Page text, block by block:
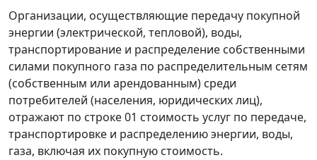
Организации, осуществляющие передачу покупной
энергии (электрической, тепловой), воды,
транспортирование и распределение собственными
силами покупного газа по распределительным сетям
(собственным или арендованным) среди
потребителей (населения, юридических лиц),
отражают по строке 01 стоимость услуг по передаче,
транспортировке и распределению энергии, воды,
газа, включая их покупную стоимость.